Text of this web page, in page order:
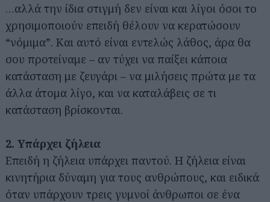
…αλλά την ίδια στιγμή δεν είναι και λίγοι όσοι το
χρησιμοποιούν επειδή θέλουν να κερατώσουν
“νόμιμα”. Και αυτό είναι εντελώς λάθος, άρα θα
σου προτείναμε – αν τύχει να παίξει κάποια
κατάσταση με ζευγάρι – να μιλήσεις πρώτα με τα
άλλα άτομα λίγο, και να καταλάβεις σε τι
κατάσταση βρίσκονται.
2. Υπάρχει ζήλεια
Επειδή η ζήλεια υπάρχει παντού. Η ζήλεια είναι
κινητήρια δύναμη για τους ανθρώπους, και ειδικά
όταν υπάρχουν τρεις γυμνοί άνθρωποι σε ένα